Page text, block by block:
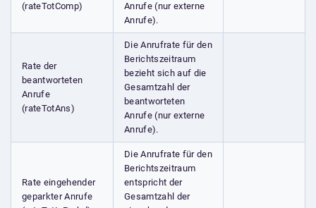
(rateTotComp)
Anrufe (nur externe
Anrufe).
Rate der
beantworteten
Anrufe
(rateTotAns)
Die Anrufrate für den
Berichtszeitraum
bezieht sich auf die
Gesamtzahl der
beantworteten
Anrufe (nur externe
Anrufe).
Rate eingehender
geparkter Anrufe
Die Anrufrate für den
Berichtszeitraum
entspricht der
Gesamtzahl der